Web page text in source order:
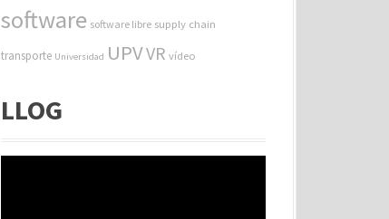
software software libre supply chain
transporte Universidad UPVVR vídeo
LLOG